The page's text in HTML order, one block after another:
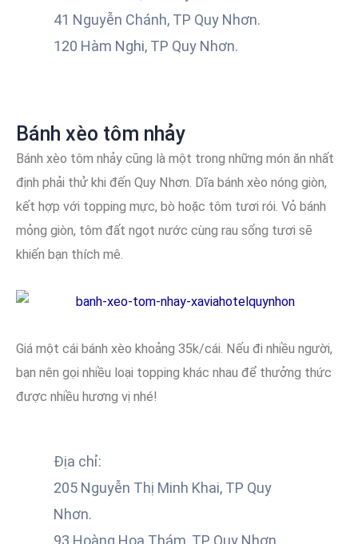
41 Nguyễn Chánh, TP Quy Nhơn.
120 Hàm Nghi, TP Quy Nhơn.
Bánh xèo tôm nhảy
Bánh xèo tôm nhảy cũng là một trong những món ăn nhất
định phải thử khi đến Quy Nhơn. Dĩa bánh xèo nóng giòn,
kết hợp với topping mực, bò hoặc tôm tươi rói. Vỏ bánh
mỏng giòn, tôm đất ngọt nước cùng rau sống tươi sẽ
khiến bạn thích mê.
Giá một cái bánh xèo khoảng 35k/cái. Nếu đi nhiều người,
bạn nên gọi nhiều loại topping khác nhau để thưởng thức
được nhiều hương vị nhé!
Địa chỉ:
205 Nguyễn Thị Minh Khai, TP Quy
Nhơn.
93 Hoàng Hoa Thám, TP Quy Nhơn.